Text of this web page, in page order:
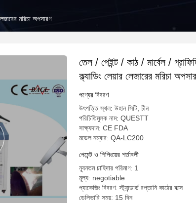
মরিচা অপসারণ
তেল / পেইন্ট / কাঠ / মার্বেল /
ক্ল্যাডিং লেয়ার লেজারের মরিচা
পণ্যের বিবরণ
উৎপত্তি স্থল: উহান সিটি, চীন
পরিচিতিমুলক নাম: QUESTT
সাক্ষ্যদান: CE FDA
মডেল নম্বার: QA-LC200
পেমেন্ট ও শিপিংয়ের শর্তাবলী
ন্যূনতম চাহিদার পরিমাণ: 1
মূল্য: negotiable
প্যাকেজিং বিবরণ: স্ট্যান্ডার্ড রপ্তানি কাঠের বাক্স
ডেলিভারি সময়: 15 দিন